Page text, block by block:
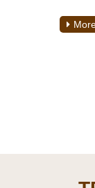
ます【清瀬 淳】
につらいですよ